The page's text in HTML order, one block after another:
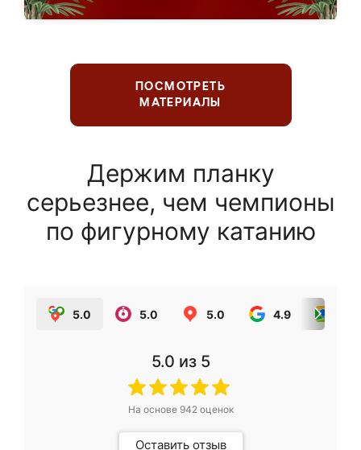
ПОСМОТРЕТЬ
МАТЕРИАЛЫ
Держим планку
серьезнее, чем чемпионы
по фигурному катанию
5.0 5.0 5.0 4.9
5.0 из 5
На основе 942оценок
Оставить отзыв